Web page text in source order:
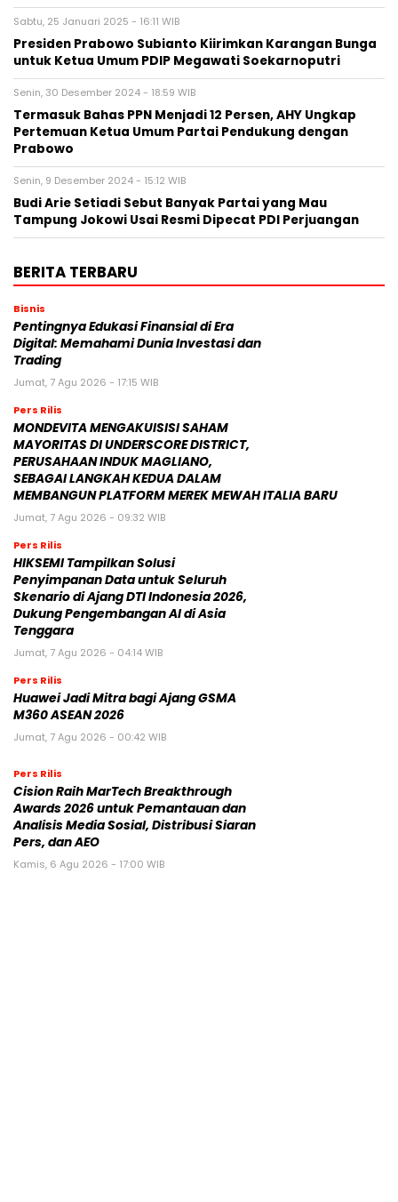
Sabtu, 25 Januari 2025 - 16:11 WIB
Presiden Prabowo Subianto Kiirimkan Karangan Bunga
untuk Ketua Umum PDIP Megawati Soekarnoputri
Senin, 30 Desember 2024 - 18:59 WIB
Termasuk Bahas PPN Menjadi 12 Persen, AHY Ungkap
Pertemuan Ketua Umum Partai Pendukung dengan
Prabowo
Senin, 9 Desember 2024 - 15:12 WIB
Budi Arie Setiadi Sebut Banyak Partai yang Mau
Tampung Jokowi Usai Resmi Dipecat PDI Perjuangan
BERITA TERBARU
Bisnis
Pentingnya Edukasi Finansial di Era
Digital: Memahami Dunia Investasi dan
Trading
Jumat, 7 Agu 2026 - 17:15 WIB
Pers Rilis
MONDEVITA MENGAKUISISI SAHAM
MAYORITAS DI UNDERSCORE DISTRICT,
PERUSAHAAN INDUK MAGLIANO,
SEBAGAI LANGKAH KEDUA DALAM
MEMBANGUN PLATFORM MEREK MEWAH ITALIA BARU
Jumat, 7 Agu 2026 - 09:32 WIB
Pers Rilis
HIKSEMI Tampilkan Solusi
Penyimpanan Data untuk Seluruh
Skenario di Ajang DTI Indonesia 2026,
Dukung Pengembangan AI di Asia
Tenggara
Jumat, 7 Agu 2026 - 04:14 WIB
Pers Rilis
Huawei Jadi Mitra bagi Ajang GSMA
M360 ASEAN 2026
Jumat, 7 Agu 2026 - 00:42 WIB
Pers Rilis
Cision Raih MarTech Breakthrough
Awards 2026 untuk Pemantauan dan
Analisis Media Sosial, Distribusi Siaran
Pers, dan AEO
Kamis, 6 Agu 2026 - 17:00 WIB